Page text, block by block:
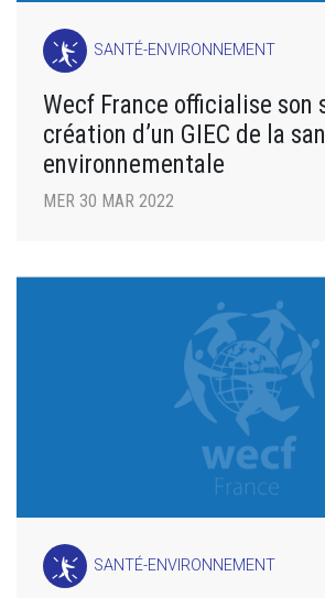
SANTÉ-ENVIRONNEMENT
Wecf France officialise son
création d’un GIEC de la
environnementale
MER 30 MAR 2022
SANTÉ-ENVIRONNEMENT